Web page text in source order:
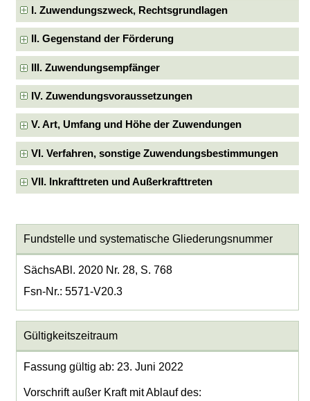
I. Zuwendungszweck, Rechtsgrundlagen
II. Gegenstand der Förderung
III. Zuwendungsempfänger
IV. Zuwendungsvoraussetzungen
V. Art, Umfang und Höhe der Zuwendungen
VI. Verfahren, sonstige Zuwendungsbestimmungen
VII. Inkrafttreten und Außerkrafttreten
Fundstelle und systematische Gliederungsnummer
SächsABl. 2020 Nr. 28, S. 768
Fsn-Nr.: 5571-V20.3
Gültigkeitszeitraum
Fassung gültig ab: 23. Juni 2022
Vorschrift außer Kraft mit Ablauf des: